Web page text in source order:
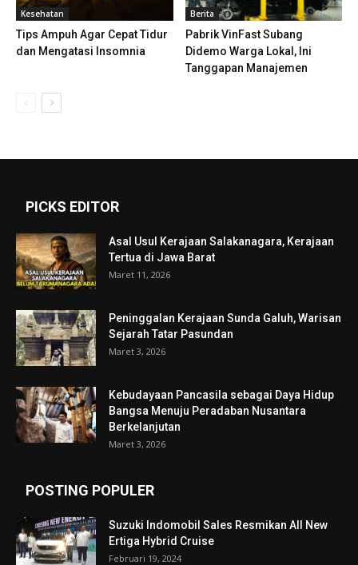
Kesehatan
Tips Ampuh Agar Cepat Tidur
dan Mengatasi Insomnia
Berita
Pabrik VinFast Subang
Didemo Warga Lokal, Ini
Tanggapan Manajemen
PICKS EDITOR
Asal Usul Kerajaan Salakanagara, Kerajaan
Tertua di Jawa Barat
Maret 11, 2026
Peninggalan Kerajaan Sunda Galuh, Warisan
Sejarah Tatar Pasundan
Maret 3, 2026
Kebudayaan Pancasila sebagai Daya Hidup
Bangsa Menuju Peradaban Nusantara
Berkelanjutan
Maret 3, 2026
POSTING POPULER
Suzuki Indomobil Sales Resmikan All New
Ertiga Hybrid Cruise
Februari 19, 2024